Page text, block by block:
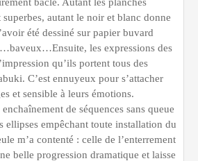
superbes, autant le noir et blanc donne
été dessiné sur papier buvard
les expressions des
qu’ils portent tous des
C’est ennuyeux pour s’attacher
et sensible à leurs émotions.
de séquences sans queue
ellipses empêchant toute installation du
m’a contenté : celle de l’enterrement
belle progression dramatique et laisse